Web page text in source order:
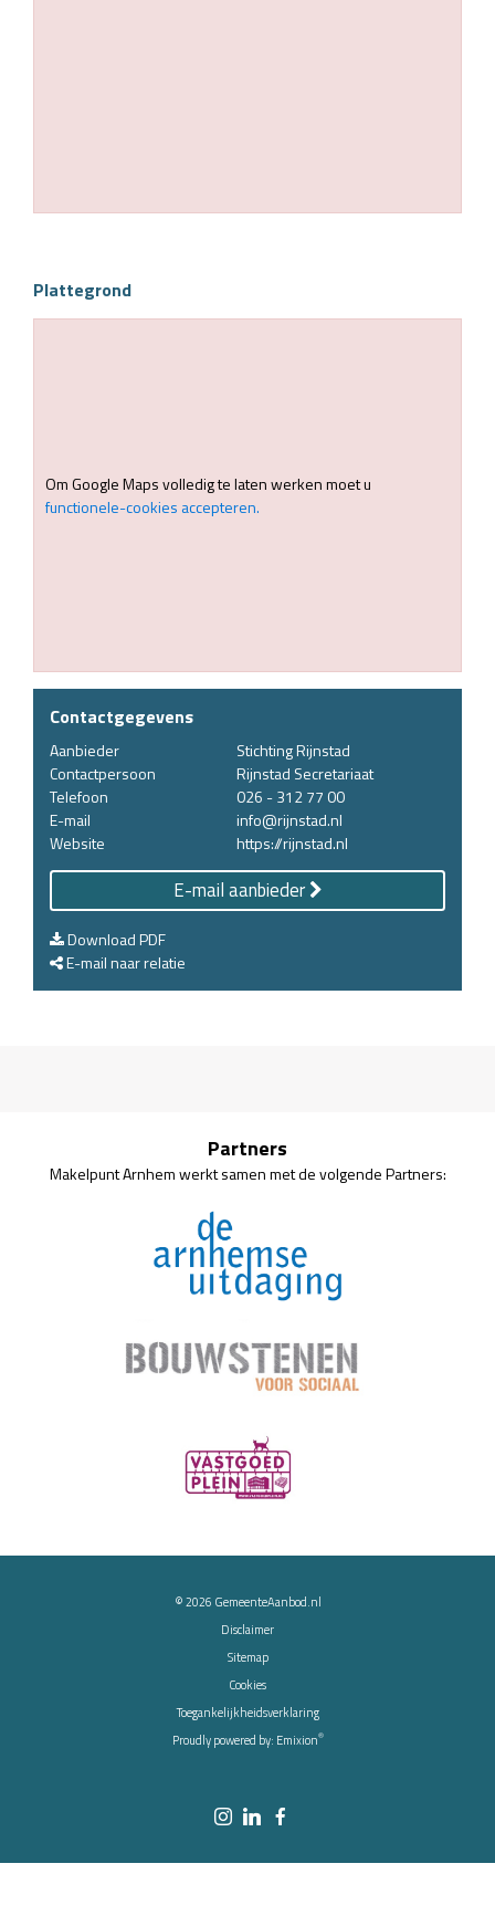
Plattegrond
Om Google Maps volledig te laten werken moet u
functionele-cookies accepteren.
Contactgegevens
Aanbieder
Stichting Rijnstad
Contactpersoon
Rijnstad Secretariaat
Telefoon
026 - 312 77 00
E-mail
info@rijnstad.nl
Website
https://rijnstad.nl
E-mail aanbieder
Download PDF
E-mail naar relatie
Partners
Makelpunt Arnhem werkt samen met de volgende Partners:
© 2026 GemeenteAanbod.nl
Disclaimer
Sitemap
Cookies
Toegankelijkheidsverklaring
Proudly powered by: Emixion®